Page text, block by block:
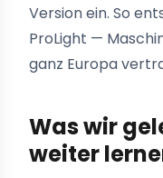
Version ein. So
ProLight —
ganz Europa
Was wir
weiter